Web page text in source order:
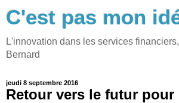
C'est pas mon
L'innovation dans les services
Bernard
jeudi 8 septembre 2016
Retour vers le futur pour